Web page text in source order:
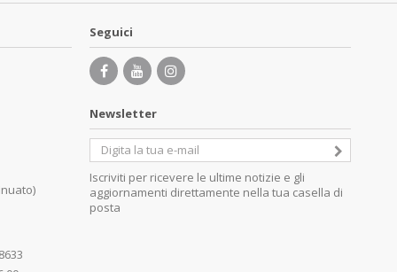
Seguici
Newsletter
Iscriviti per ricevere le ultime notizie e gli
aggiornamenti direttamente nella tua casella di
posta